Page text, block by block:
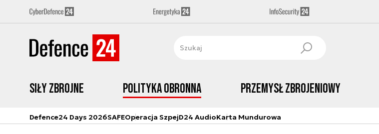
Siły zbrojne Polityka obronna Przemysł Zbrojeniowy
Defence24 Days 2026SAFEOperacja SzpejD24 AudioKarta Mundurowa